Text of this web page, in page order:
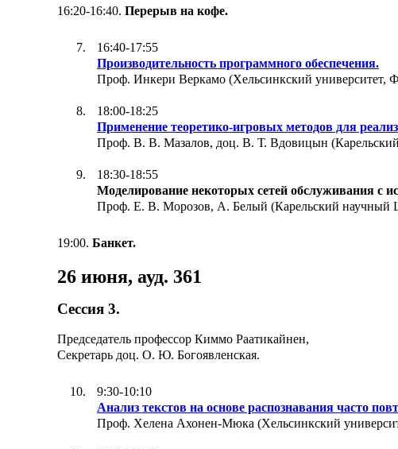
16:20-16:40. Перерыв на кофе.
16:40-17:55
Производительность программного обеспечения.
Проф. Инкери Веркамо (Хельсинкский университет,
18:00-18:25
Применение теоретико-игровых методов для
Проф. В. В. Мазалов, доц. В. Т. Вдовицын
18:30-18:55
Моделирование некоторых сетей обслуживания с
Проф. Е. В. Морозов, А. Белый (Карельский научный
19:00. Банкет.
26 июня, ауд. 361
Сессия 3.
Председатель профессор Киммо Раатикайнен,
Секретарь доц. О. Ю. Богоявленская.
9:30-10:10
Анализ текстов на основе распознавания часто
Проф. Хелена Ахонен-Мюка (Хельсинкский